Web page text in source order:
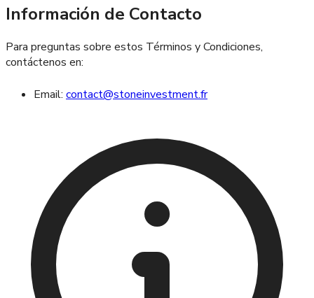
Información de Contacto
Para preguntas sobre estos Términos y Condiciones,
contáctenos en:
Email: contact@stoneinvestment.fr